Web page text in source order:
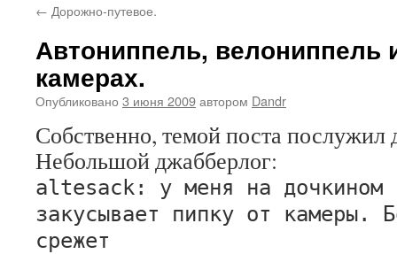
содержимому
← Дорожно-путевое.
Автониппель, велониппель
камерах.
Опубликовано 3 июня 2009автором Dandr
Собственно, темой поста послужил
Небольшой джабберлог:
altesack: у меня на дочкином
закусывает пипку от камеры.
срежет